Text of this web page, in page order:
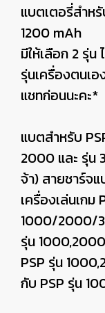
แบตเตอรี่สำห
1200 mAh
มีให้เลือก 2 รุ่น
รุ่นเครื่องตนเ
แชทก่อนนะคะ*
แบตสำหรับ
2000 และ รุ่น
จ้า) สายชาร์จ
เครื่องเล่นเกม
1000/2000/
รุ่น
PSP รุ่น
กับ PSP รุ่น